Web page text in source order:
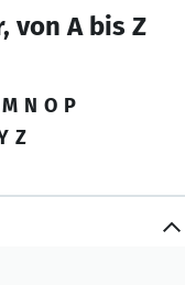
von A bis Z
M N O P
Z